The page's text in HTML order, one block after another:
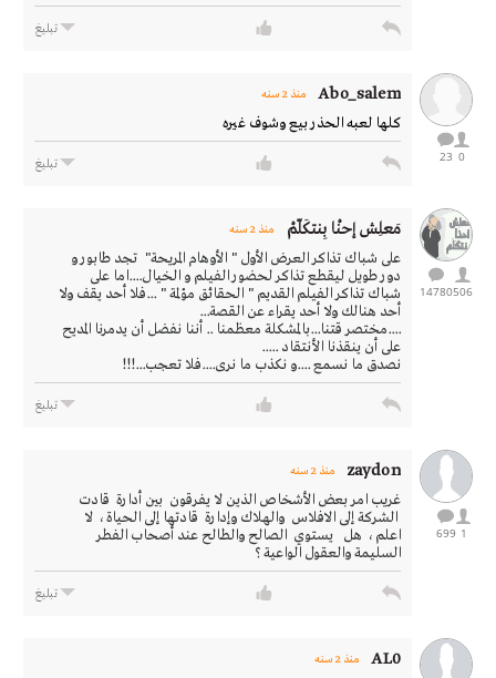
تبليغ
0
23
Abo_salem منذ 2 سنه
كلها لعبه الحذر بيع وشوف غيره
تبليغ
506
14780
مَعلِـش إحنْـا بِنتكَلّمْ منذ 2 سنه
على شباك تذاكر العرض الأول " الأوهام المريحة" تجد طابور و
دور طويل ليقطع تذاكر لحضور الفيلم و الخيال....اما على
شباك تذاكر الفيلم القديم " الحقائق مؤلمة " ...فلا أحد يقف ولا
أحد هنالك ولا أحد يقراء عن القصة...
....مختصر قتنا...بالمشكلة معظمنا .. أننا نفضل أن يدمرنا المديح
على أن ينقذنا الأنتقاد .....
نصدق ما نسمع ....و نكذب ما نرى....فلا تعجب...!!!
تبليغ
1
699
zaydon منذ 2 سنه
غريب امر بعض الأشخاص الذين لا يفرقون بين أدارة قادت
الشركة إلى الافلاس والهلاك وإدارة قادتها إلى الحياة ، لا
اعلم ، هل يستوي الصالح والطالح عند أصحاب الفطر
السليمة والعقول الواعية ؟
تبليغ
AL0 منذ 2 سنه